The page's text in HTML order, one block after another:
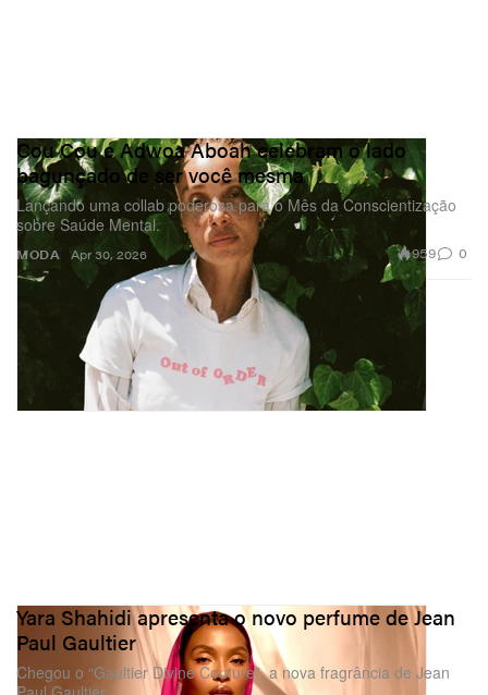
MODA
Cou Cou e Adwoa Aboah celebram o lado
bagunçado de ser você mesma
Lançando uma collab poderosa para o Mês da Conscientização
sobre Saúde Mental.
Apr 30, 2026 959 0
Yara Shahidi apresenta o novo perfume de Jean
Paul Gaultier
Chegou o “Gaultier Divine Couture”, a nova fragrância de Jean